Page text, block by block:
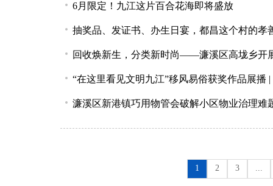
6月限定！九江这片百合花海即将盛放
抽奖品、发证书、办生日宴，都昌这个村的孝
回收焕新生，分类新时尚——濂溪区高垅乡开
“在这里看见文明九江”移风易俗获奖作品展
濂溪区新港镇巧用物管会破解小区物业治理难
1 2 3 ...